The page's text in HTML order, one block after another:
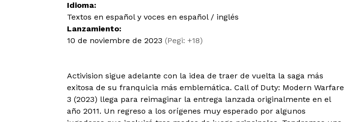
Idioma:
Textos en español y voces en español / inglés
Lanzamiento:
10 de noviembre de 2023 (Pegi: +18)
Activision sigue adelante con la idea de traer de vuelta la saga más
exitosa de su franquicia más emblemática. Call of Duty: Modern Warfare
3 (2023) llega para reimaginar la entrega lanzada originalmente en el
año 2011. Un regreso a los orígenes muy esperado por algunos